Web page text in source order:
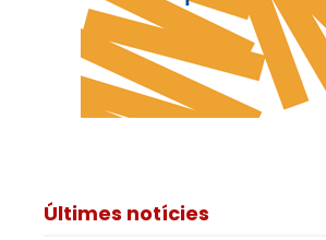
Últimes notícies